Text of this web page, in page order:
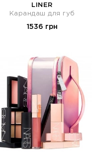
LINER
Карандаш для губ
1536 грн